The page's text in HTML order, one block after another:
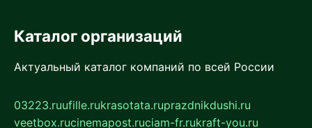
Каталог организаций
Актуальный каталог компаний по всей России
03223.ruufille.rukrasotata.ruprazdnikdushi.ru
veetbox.rucinemapost.ruciam-fr.rukraft-you.ru